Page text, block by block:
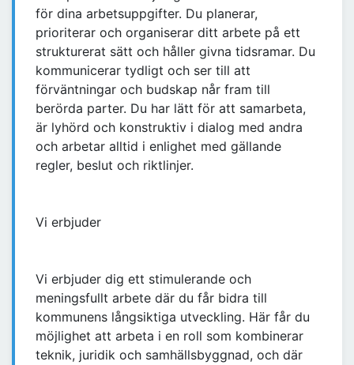
för dina arbetsuppgifter. Du planerar,
prioriterar och organiserar ditt arbete på ett
strukturerat sätt och håller givna tidsramar. Du
kommunicerar tydligt och ser till att
förväntningar och budskap når fram till
berörda parter. Du har lätt för att samarbeta,
är lyhörd och konstruktiv i dialog med andra
och arbetar alltid i enlighet med gällande
regler, beslut och riktlinjer.
Vi erbjuder
Vi erbjuder dig ett stimulerande och
meningsfullt arbete där du får bidra till
kommunens långsiktiga utveckling. Här får du
möjlighet att arbeta i en roll som kombinerar
teknik, juridik och samhällsbyggnad, och där